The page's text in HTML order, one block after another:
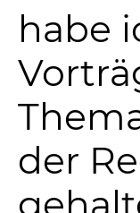
habe
der